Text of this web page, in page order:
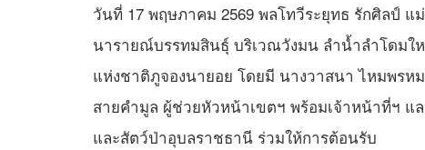
วันที่ 17 พฤษภาคม 2569 พลโทวีระยุทธ รักศิลป์
นารายณ์บรรทมสินธุ์ บริเวณวังมน ลำน้ำลำโดม
แห่งชาติภูจองนายอย โดยมี นางวาสนา ไหมพร
สายคำมูล ผู้ช่วยหัวหน้าเขตฯ พร้อมเจ้าหน้าที่ฯ
และสัตว์ป่าอุบลราชธานี ร่วมให้การต้อนรับ